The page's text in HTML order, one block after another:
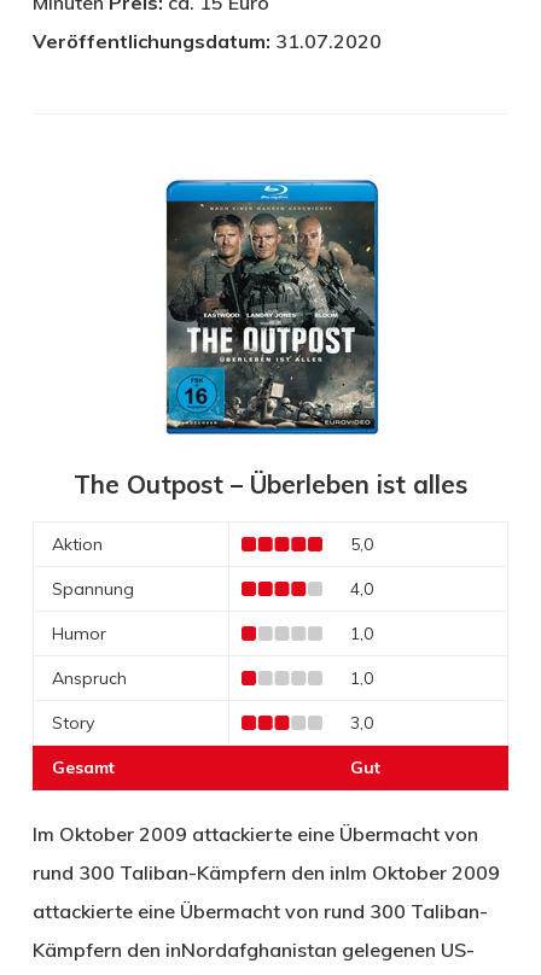
Veröffentlichungsdatum: 31.07.2020
The Outpost – Überleben ist alles
Aktion 5,0
Spannung 4,0
Humor 1,0
Anspruch 1,0
Story 3,0
Gesamt Gut
Im Oktober 2009 attackierte eine Übermacht von
rund 300 Taliban-Kämpfern den inIm Oktober 2009
attackierte eine Übermacht von rund 300 Taliban-
Kämpfern den inNordafghanistan gelegenen US-